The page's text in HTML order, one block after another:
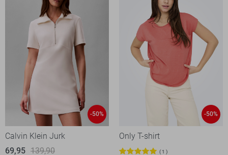
-50%
Calvin Klein Jurk
69,95 139,90
-50%
Only T-shirt
1